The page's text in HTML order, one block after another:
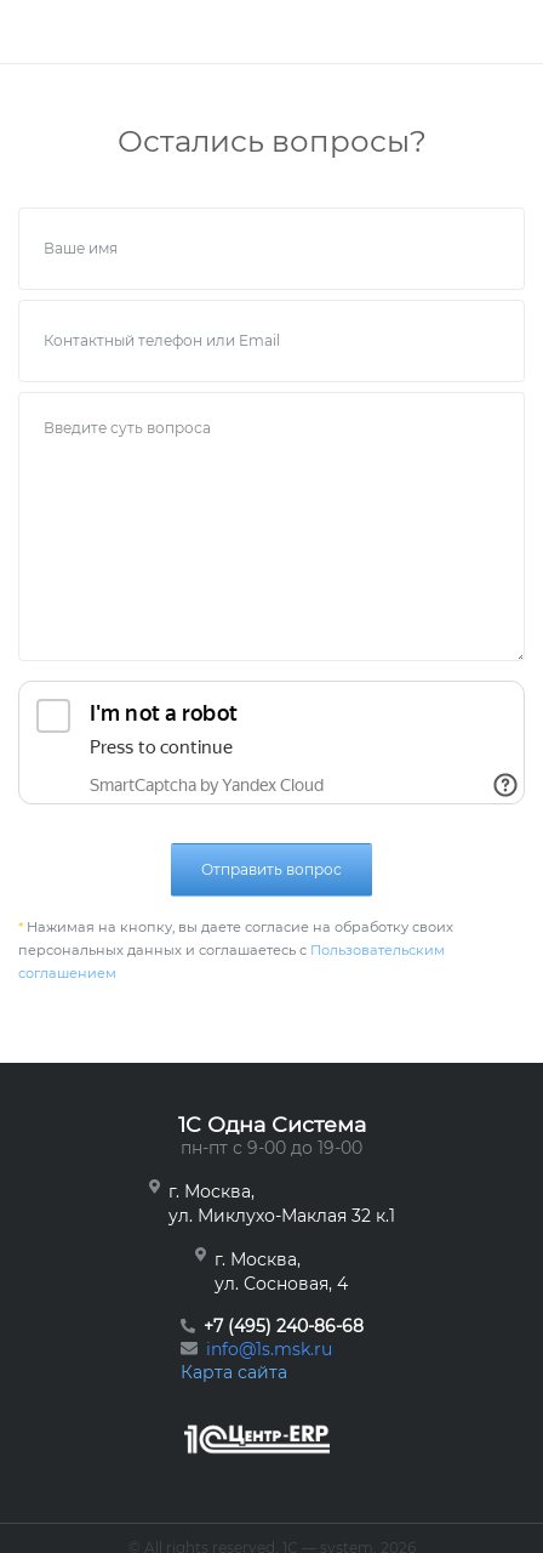
Остались вопросы?
Отправить вопрос
* Нажимая на кнопку, вы даете согласие на обработку своих
персональных данных и соглашаетесь с Пользовательским
соглашением
1C Одна Система
пн-пт с 9-00 до 19-00
г. Москва,
ул. Миклухо-Маклая 32 к.1
г. Москва,
ул. Сосновая, 4
+7 (495) 240-86-68
info@1s.msk.ru
Карта сайта
© All rights reserved, 1С — system, 2026